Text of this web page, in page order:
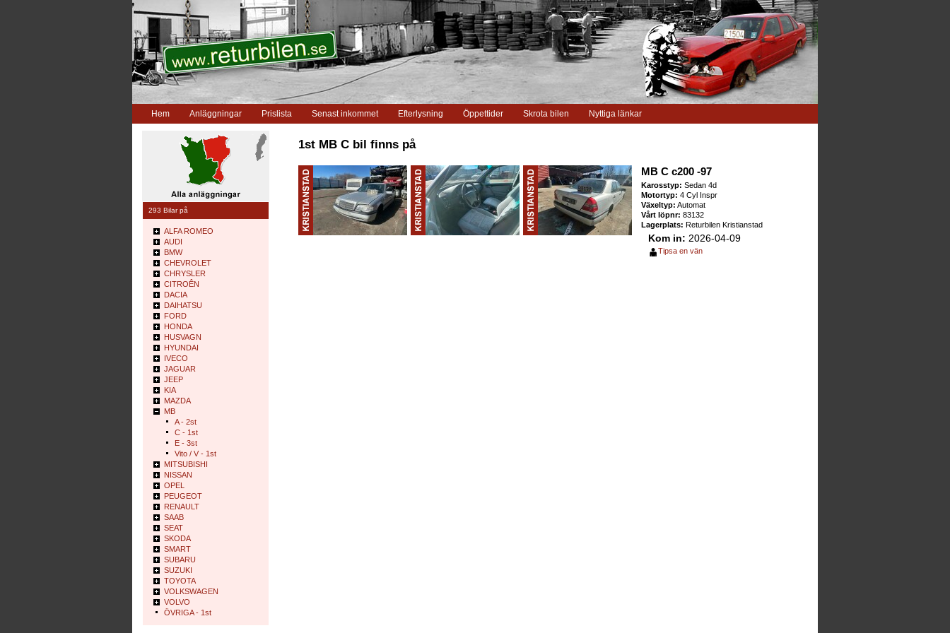
Hem Anläggningar Prislista Senast inkommet Efterlysning Öppettider Skrota bilen Nyttiga länkar
1st MB C bil finns på
MB C c200 -97
Karosstyp: Sedan 4d
Motortyp: 4 Cyl Inspr
Växeltyp: Automat
Vårt löpnr: 83132
Lagerplats: Returbilen Kristianstad
Kom in: 2026-04-09
Tipsa en vän
293 Bilar på
ALFA ROMEO
AUDI
BMW
CHEVROLET
CHRYSLER
CITROÊN
DACIA
DAIHATSU
FORD
HONDA
HUSVAGN
HYUNDAI
IVECO
JAGUAR
JEEP
KIA
MAZDA
MB
A - 2st
C - 1st
E - 3st
Vito / V - 1st
MITSUBISHI
NISSAN
OPEL
PEUGEOT
RENAULT
SAAB
SEAT
SKODA
SMART
SUBARU
SUZUKI
TOYOTA
VOLKSWAGEN
VOLVO
ÖVRIGA - 1st